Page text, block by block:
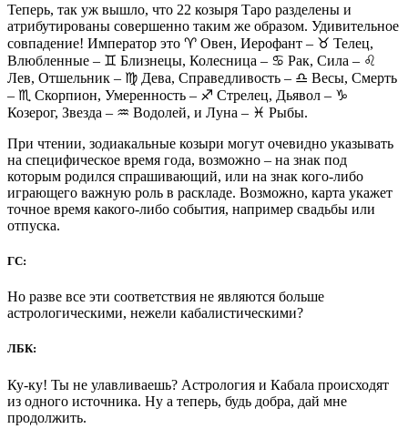
Теперь, так уж вышло, что 22 козыря Таро разделены и
атрибутированы совершенно таким же образом. Удивительное
совпадение! Император это ♈ Овен, Иерофант – ♉ Телец,
Влюбленные – ♊ Близнецы, Колесница – ♋ Рак, Сила – ♌
Лев, Отшельник – ♍ Дева, Справедливость – ♎ Весы, Смерть
– ♏ Скорпион, Умеренность – ♐ Стрелец, Дьявол – ♑
Козерог, Звезда – ♒ Водолей, и Луна – ♓ Рыбы.
При чтении, зодиакальные козыри могут очевидно указывать
на специфическое время года, возможно – на знак под
которым родился спрашивающий, или на знак кого-либо
играющего важную роль в раскладе. Возможно, карта укажет
точное время какого-либо события, например свадьбы или
отпуска.
ГС:
Но разве все эти соответствия не являются больше
астрологическими, нежели кабалистическими?
ЛБК:
Ку-ку! Ты не улавливаешь? Астрология и Кабала происходят
из одного источника. Ну а теперь, будь добра, дай мне
продолжить.